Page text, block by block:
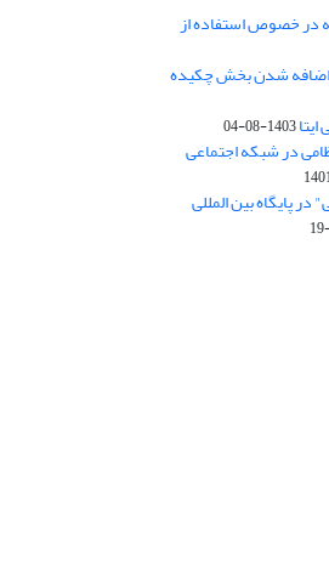
در خصوص استفاده از
(اضافه شدن بخش چکیده
1403-08-04
در شبکه اجتماعی
پایگاه بین المللی